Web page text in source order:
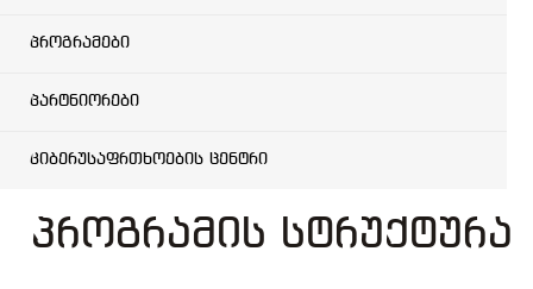
პროგრამები
პარტნიორები
კიბერუსაფრთხოების ცენტრი
პროგრამის სტრუქტურა